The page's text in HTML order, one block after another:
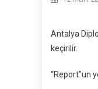
Antalya
keçirilir.
“Report”un